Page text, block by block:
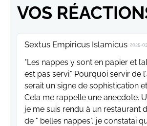
VOS
Sextus Empiricus Islamicus 2025-
"Les nappes y sont en papier et
est pas servi." Pourquoi servir de
serait un signe de sophistication
Cela me rappelle une anecdote.
je me suis rendu à un restaurant
de " belles nappes", je constatai